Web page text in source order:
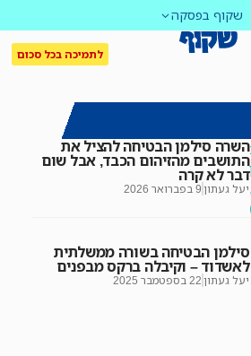
שקוף בפסקה
לתמיכה בכל סכום
השרה סילמן הבטיחה להציל את
התושבים מהזיהום הכבד, אבל שום
דבר לא קרה
יעל געתון 9 בפברואר 2026
סילמן הבטיחה בשורה ממשלתית
לאשדוד – וקיבלה ברקס מבפנים
יעל געתון 22 בספטמבר 2025